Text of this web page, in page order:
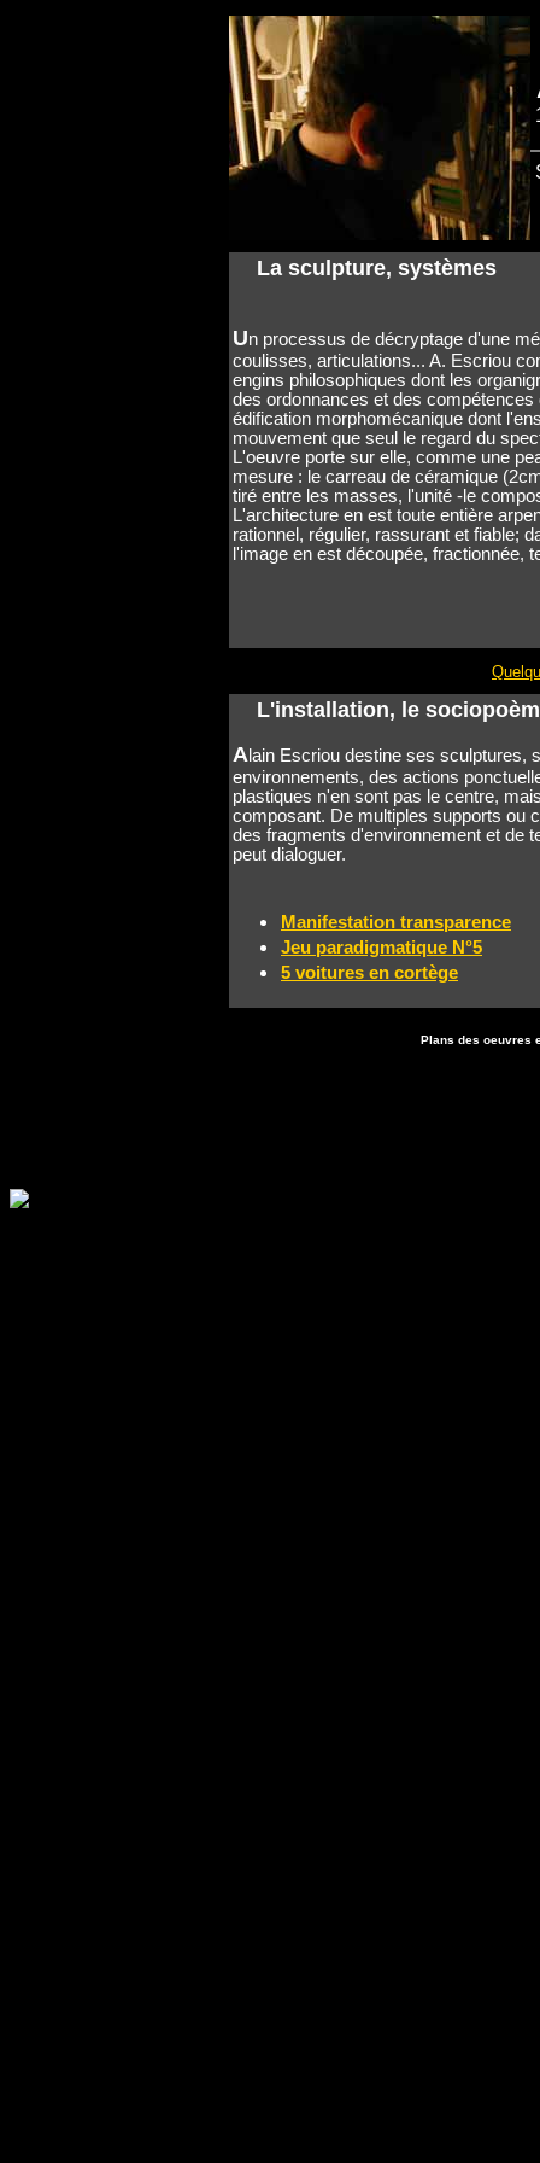
La sculpture, systèmes
Un processus de décryptage d'une
coulisses, articulations... A. Escriou
engins philosophiques dont les
des ordonnances et des compétences
édification morphomécanique dont
mouvement que seul le regard du
L'oeuvre porte sur elle, comme une
mesure : le carreau de céramique
tiré entre les masses, l'unité -le
L'architecture en est toute entière
rationnel, régulier, rassurant et fiable;
l'image en est découpée, fractionnée,
L'installation, le
Alain Escriou destine ses sculptures,
environnements, des actions
plastiques n'en sont pas le centre,
composant. De multiples supports ou
des fragments d'environnement et de
peut dialoguer.
Manifestation transparence
Jeu paradigmatique N°5
5 voitures en cortège
Plans des oeuvres